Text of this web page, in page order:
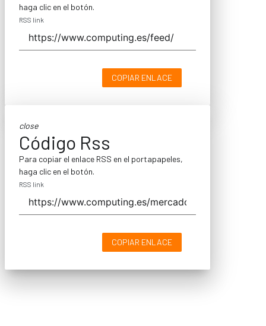
haga clic en el botón.
RSS link
COPIAR ENLACE
close
Código Rss
Para copiar el enlace RSS en el portapapeles,
haga clic en el botón.
RSS link
COPIAR ENLACE